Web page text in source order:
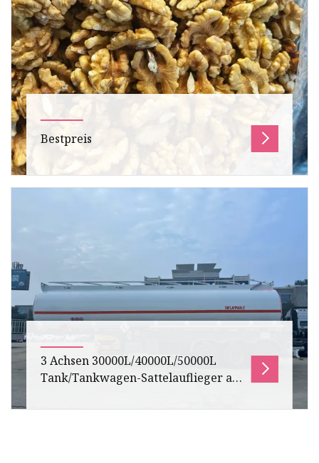
Bestpreis
U-Box-100T-Heckkipper-Sattelaufliege
3 Achsen 30000L/40000L/50000L
Tank/Tankwagen-Sattelauflieger aus
für den Transport von